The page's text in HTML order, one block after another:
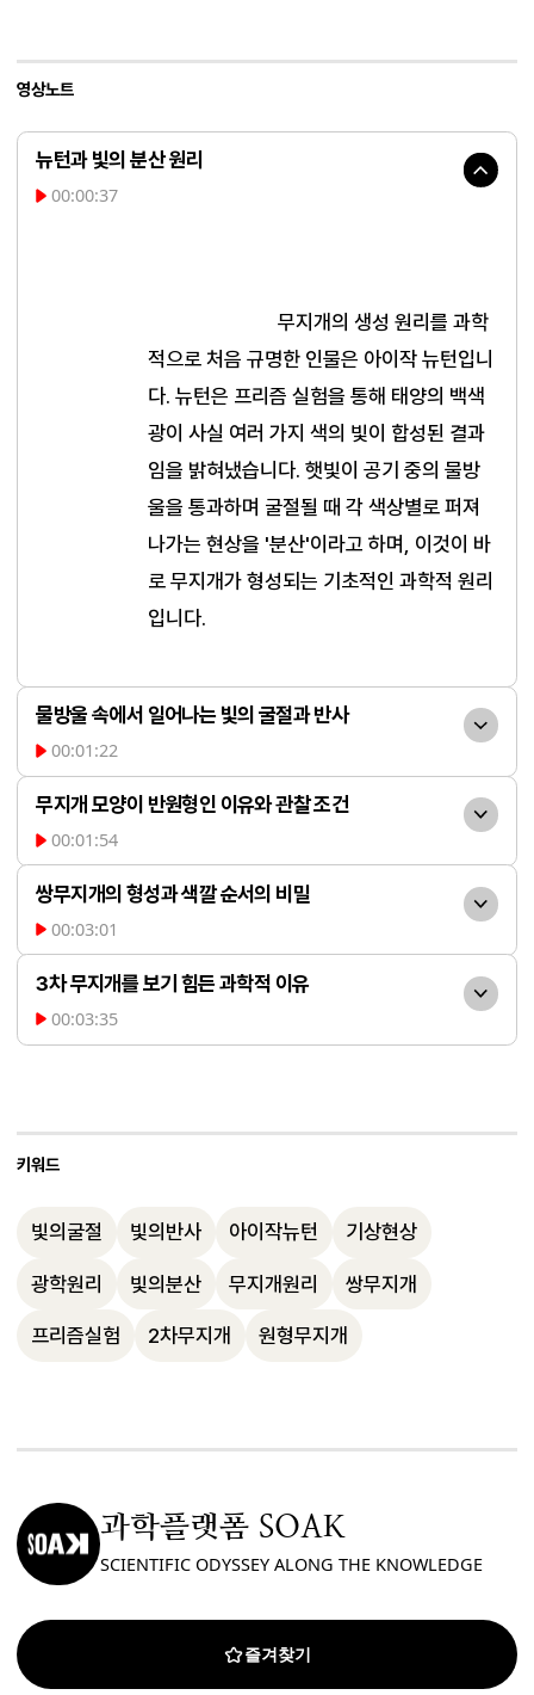
영상노트
뉴턴과 빛의 분산 원리
00:00:37
무지개의 생성 원리를 과학
적으로 처음 규명한 인물은 아이작 뉴턴입니
다. 뉴턴은 프리즘 실험을 통해 태양의 백색
광이 사실 여러 가지 색의 빛이 합성된 결과
임을 밝혀냈습니다. 햇빛이 공기 중의 물방
울을 통과하며 굴절될 때 각 색상별로 퍼져
나가는 현상을 '분산'이라고 하며, 이것이 바
로 무지개가 형성되는 기초적인 과학적 원리
입니다.
물방울 속에서 일어나는 빛의 굴절과 반사
00:01:22
비 온 뒤 남아 있는 물방울은
프리즘과 같은 역할을 합니다. 물방울로 들
다르며, 물방울 뒷면에서 반사되어 다시 나
올 때 색깔별로 나누어집니다. 이때 관찰자
보라색은 약 40도일 때 우리 눈에 일곱 빛깔
의 선명한 무지개로 보이게 됩니다.
무지개 모양이 반원형인 이유와 관찰 조건
00:01:54
무지개는 본래 완벽한 원 모
양이지만, 지평선에 가려져 우리 눈에는 주
도가 낮을수록 더 큰 무지개를 볼 수 있으며,
고도가 40도를 넘으면 무지개가 관측되지
며, 비행기 위나 폭포 근처에서는 드물게 원
쌍무지개의 형성과 색깔 순서의 비밀
00:03:01
쌍무지개는 물방울 내부에
서 빛이 두 번 반사될 때 만들어집니다. 한 번
색 순서를 가지는 것이 특징입니다.
3차 무지개를 보기 힘든 과학적 이유
00:03:35
이론적으로는 세 번 반사되
때문입니다. 5차 무지개는 태양 반대편에 생
기지만 빛의 세기가 너무 약해 육안으로 확
움과 빛의 물리적 특성이 결합된 신비로운
키워드
빛의굴절 빛의반사 아이작뉴턴 기상현상
광학원리 빛의분산 무지개원리 쌍무지개
프리즘실험 2차무지개 원형무지개
과학플랫폼 SOAK
SCIENTIFIC ODYSSEY ALONG THE KNOWLEDGE
즐겨찾기